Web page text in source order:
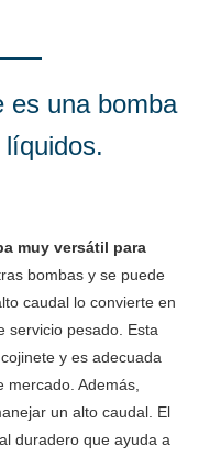
es una bomba
muy versátil para
bombas y se puede
caudal lo convierte en
servicio pesado. Esta
y es adecuada
Además,
un alto caudal. El
duradero que ayuda a